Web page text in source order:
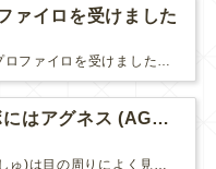
ァイロを受けました
やっと２回目のプロファイロを受けました。 ↑ 写真はプロファイロ翌日です。 この距離の写真では凹凸は映らないですし、 実物も、首がよく見ると凹凸が残っている位で、 それも３日で...
目周りのイボにはアグネス (AGNES）が効く！（ほぼ）ノーダウンタイムのイボ治療